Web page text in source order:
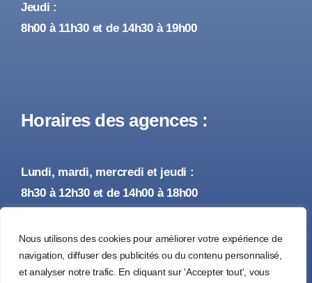
Nous utilisons des cookies pour améliorer votre expérience de
navigation, diffuser des publicités ou du contenu personnalisé,
et analyser notre trafic. En cliquant sur 'Accepter tout', vous
Jeudi :
8h00 à 11h30 et de 14h30 à 19h00
Horaires des agences :
Lundi, mardi, mercredi et jeudi :
8h30 à 12h30 et de 14h00 à 18h00
8h30 à 12h30 et de 14h00 à 17h00